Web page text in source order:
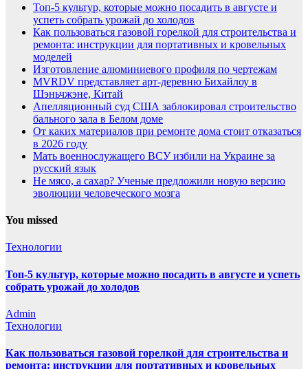
Топ-5 культур, которые можно посадить в августе и
успеть собрать урожай до холодов
Как пользоваться газовой горелкой для строительства и
ремонта: инструкции для портативных и кровельных
моделей
Изготовление алюминиевого профиля по чертежам
MVRDV представляет арт-деревню Бихайлоу в
Шэньчжэне, Китай
Апелляционный суд США заблокировал строительство
бального зала в Белом доме
От каких материалов при ремонте дома стоит отказаться
в 2026 году
Мать военнослужащего ВСУ избили на Украине за
русский язык
Не мясо, а сахар? Ученые предложили новую версию
эволюции человеческого мозга
You missed
Технологии
Топ-5 культур, которые можно посадить в августе и успеть
собрать урожай до холодов
Admin
Технологии
Как пользоваться газовой горелкой для строительства и
ремонта: инструкции для портативных и кровельных